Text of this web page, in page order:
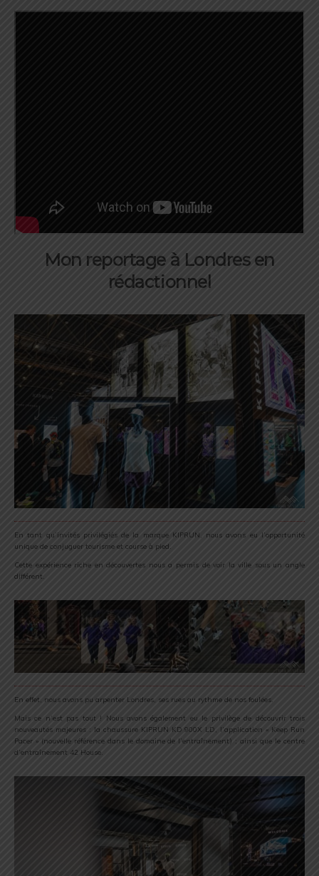
Mon reportage à Londres en
rédactionnel
En tant qu’invités privilégiés de la marque KIPRUN, nous avons eu l’opportunité
unique de conjuguer tourisme et course à pied.
Cette expérience riche en découvertes nous a permis de voir la ville sous un angle
différent.
En effet, nous avons pu arpenter Londres, ses rues au rythme de nos foulées.
Mais ce n’est pas tout ! Nous avons également eu le privilège de découvrir trois
nouveautés majeures : la chaussure KIPRUN KD 900X LD, l’application « Keep Run
Pacer » (nouvelle référence dans le domaine de l’entraînement) ; ainsi que le centre
d’entraînement 42 House.